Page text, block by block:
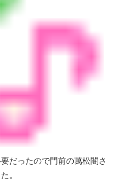
だったので門前の萬松閣さ
。